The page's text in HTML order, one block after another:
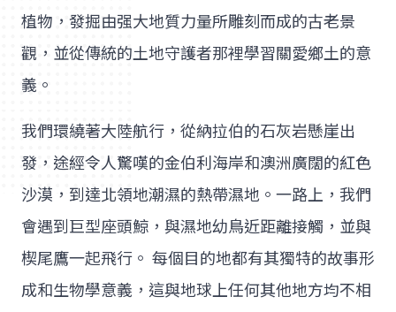
植物，發掘由强大地質力量所雕刻而成的古老景
觀，並從傳統的土地守護者那裡學習關愛鄉土的意
義。
我們環繞著大陸航行，從納拉伯的石灰岩懸崖出
發，途經令人驚嘆的金伯利海岸和澳洲廣闊的紅色
沙漠，到達北領地潮濕的熱帶濕地。一路上，我們
會遇到巨型座頭鯨，與濕地幼鳥近距離接觸，並與
楔尾鷹一起飛行。 每個目的地都有其獨特的故事形
成和生物學意義，這與地球上任何其他地方均不相